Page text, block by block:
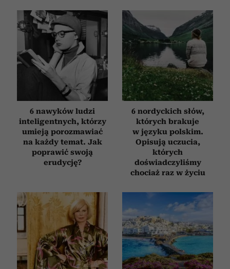
6 nawyków ludzi
inteligentnych, którzy
umieją porozmawiać
na każdy temat. Jak
poprawić swoją
erudycję?
6 nordyckich słów,
których brakuje
w języku polskim.
Opisują uczucia,
których
doświadczyliśmy
chociaż raz w życiu